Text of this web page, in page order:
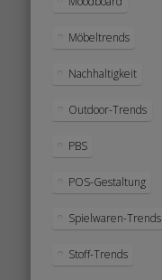
Möbeltrends
Nachhaltigkeit
Outdoor-Trends
PBS
POS-Gestaltung
Spielwaren-Trends
Stoff-Trends